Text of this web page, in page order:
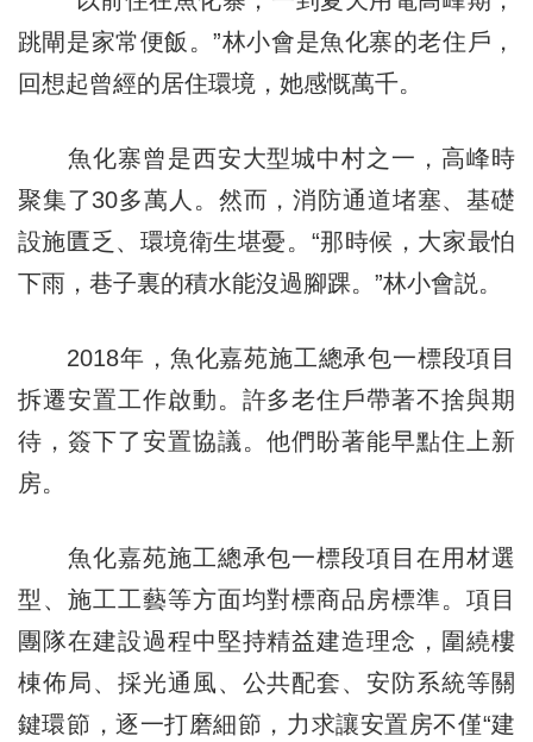
跳閘是家常便飯。”林小會是魚化寨的老住戶，
回想起曾經的居住環境，她感慨萬千。
魚化寨曾是西安大型城中村之一，高峰時
聚集了30多萬人。然而，消防通道堵塞、基礎
設施匱乏、環境衛生堪憂。“那時候，大家最怕
下雨，巷子裏的積水能沒過腳踝。”林小會説。
2018年，魚化嘉苑施工總承包一標段項目
拆遷安置工作啟動。許多老住戶帶著不捨與期
待，簽下了安置協議。他們盼著能早點住上新
房。
魚化嘉苑施工總承包一標段項目在用材選
型、施工工藝等方面均對標商品房標準。項目
團隊在建設過程中堅持精益建造理念，圍繞樓
棟佈局、採光通風、公共配套、安防系統等關
鍵環節，逐一打磨細節，力求讓安置房不僅“建